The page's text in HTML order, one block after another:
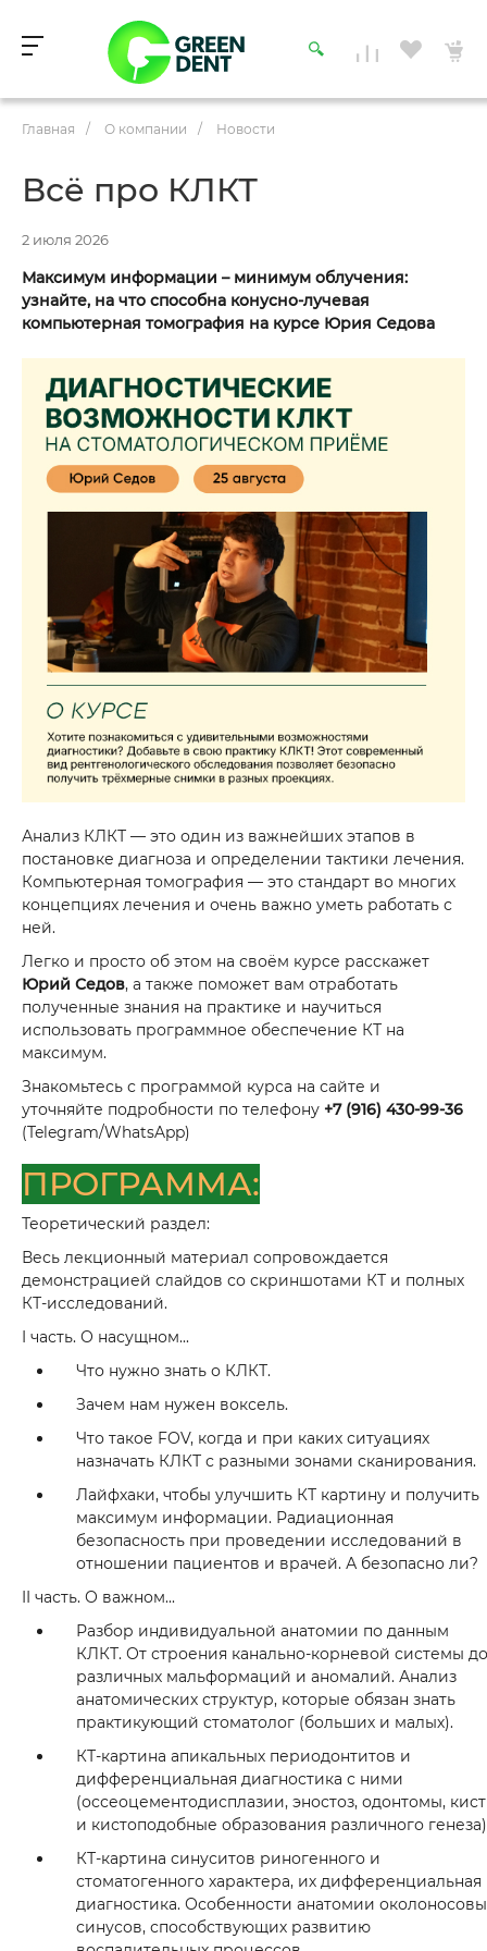
Главная / О компании / Новости
Всё про КЛКТ
2 июля 2026
Максимум информации – минимум облучения:
узнайте, на что способна конусно-лучевая
компьютерная томография на курсе Юрия Седова
Анализ КЛКТ — это один из важнейших этапов в
постановке диагноза и определении тактики лечения.
Компьютерная томография — это стандарт во многих
концепциях лечения и очень важно уметь работать с
ней.
Легко и просто об этом на своём курсе расскажет
Юрий Седов, а также поможет вам отработать
полученные знания на практике и научиться
использовать программное обеспечение КТ на
максимум.
Знакомьтесь с программой курса на сайте и
уточняйте подробности по телефону +7 (916) 430-99-36
(Telegram/WhatsApp)
ПРОГРАММА:
Теоретический раздел:
Весь лекционный материал сопровождается
демонстрацией слайдов со скриншотами КТ и полных
КТ-исследований.
I часть. О насущном...
Что нужно знать о КЛКТ.
Зачем нам нужен воксель.
Что такое FOV, когда и при каких ситуациях
назначать КЛКТ с разными зонами сканирования.
Лайфхаки, чтобы улучшить КТ картину и получить
максимум информации. Радиационная
безопасность при проведении исследований в
отношении пациентов и врачей. А безопасно ли?
II часть. О важном...
Разбор индивидуальной анатомии по данным
КЛКТ. От строения канально-корневой системы до
различных мальформаций и аномалий. Анализ
анатомических структур, которые обязан знать
практикующий стоматолог (больших и малых).
КТ-картина апикальных периодонтитов и
дифференциальная диагностика с ними
(оссеоцементодисплазии, эностоз, одонтомы,
и кистоподобные образования различного
КТ-картина синуситов риногенного и
стоматогенного характера, их дифференциальная
диагностика. Особенности анатомии
синусов, способствующих развитию